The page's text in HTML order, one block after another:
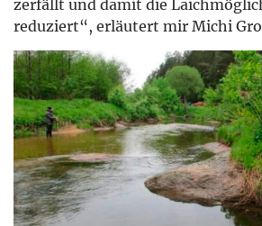
zerfällt und damit die
reduziert“, erläutert mir Michi